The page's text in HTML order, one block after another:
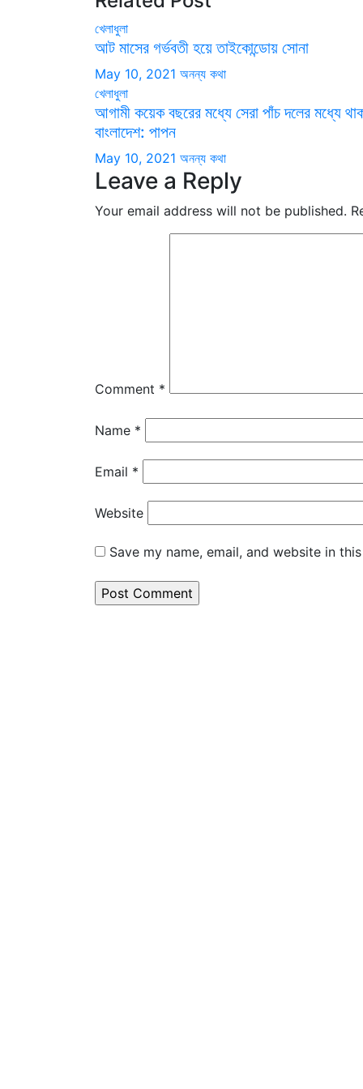
খেলাধুলা
আট মাসের গর্ভবতী হয়ে তাইকোন্ডোয় সোনা
May 10, 2021 অনন্য কথা
খেলাধুলা
আগামী কয়েক বছরের মধ্যে সেরা পাঁচ দলের মধ্যে
বাংলাদেশ: পাপন
May 10, 2021 অনন্য কথা
Leave a Reply
Your email address will not be published.
Comment *
Name *
Email *
Website
Save my name, email, and website in